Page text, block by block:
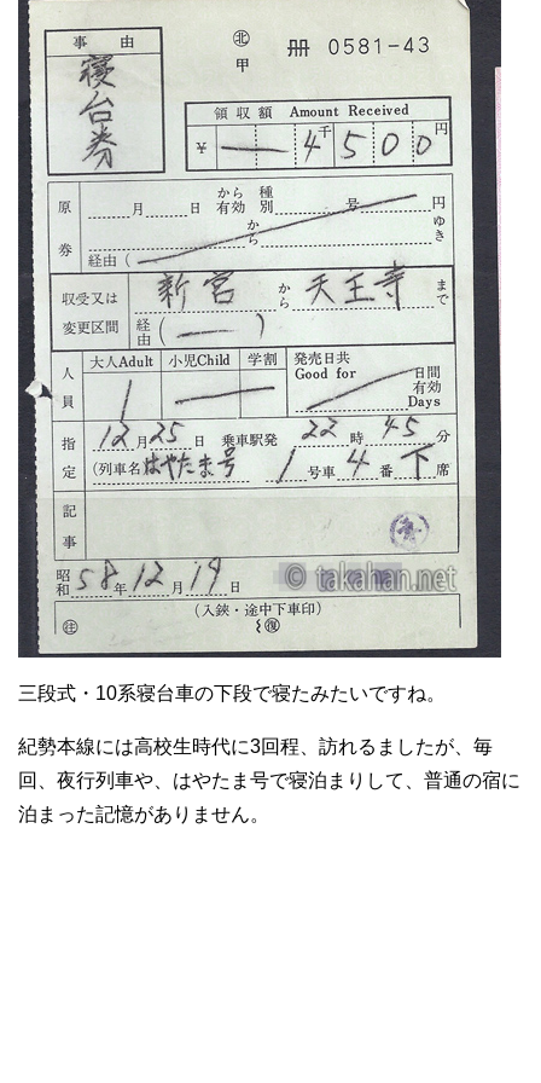
三段式・10系寝台車の下段で寝たみたいですね。
紀勢本線には高校生時代に3回程、訪れるましたが、毎
回、夜行列車や、はやたま号で寝泊まりして、普通の宿に
泊まった記憶がありません。